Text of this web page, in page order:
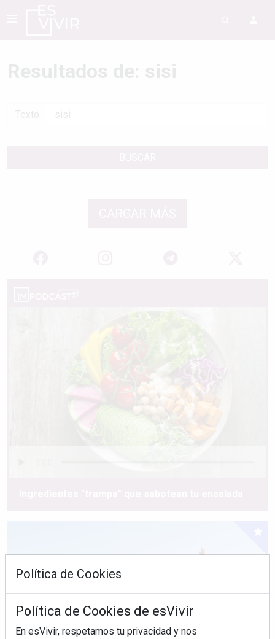
Política de Cookies
Política de Cookies de esVivir
En esVivir, respetamos tu privacidad y nos